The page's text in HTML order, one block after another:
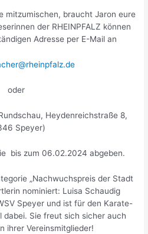
mitzumischen, braucht Jaron eure
der RHEINPFALZ können
Adresse per E-Mail an
oder
Heydenreichstraße 8,
Speyer)
bis zum 06.02.2024 abgeben.
„Nachwuchspreis der Stadt
nominiert: Luisa Schaudig
Speyer und ist für den Karate-
dabei. Sie freut sich sicher auch
ihrer Vereinsmitglieder!